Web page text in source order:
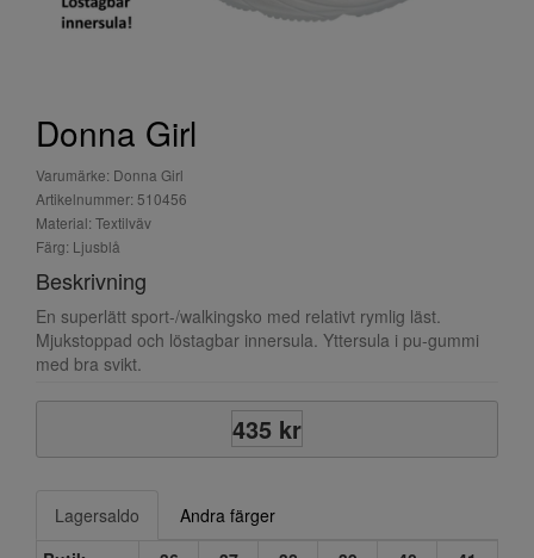
Donna Girl
Varumärke: Donna Girl
Artikelnummer: 510456
Material: Textilväv
Färg: Ljusblå
Beskrivning
En superlätt sport-/walkingsko med relativt rymlig läst.
Mjukstoppad och löstagbar innersula. Yttersula i pu-gummi
med bra svikt.
435 kr
Lagersaldo
Andra färger